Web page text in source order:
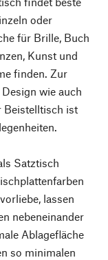
oder
für Brille, Buch
Kunst und
finden. Zur
wie auch
Beistelltisch ist
Satztisch
lassen
nebeneinander
Ablagefläche
so minimalen